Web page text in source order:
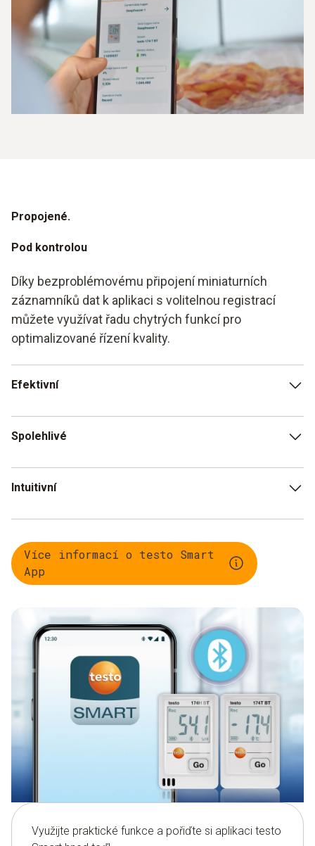
Propojené.
Pod kontrolou
Díky bezproblémovému připojení miniaturních
záznamníků dat k aplikaci s volitelnou registrací
můžete využívat řadu chytrých funkcí pro
optimalizované řízení kvality.
Efektivní
všech výsledků měření
Spolehlivé
sledovatelností za definované časové období.
Intuitivní
často se měnící pracovníky.
Více informací o testo Smart
App
Využijte praktické funkce a pořiďte si aplikaci testo